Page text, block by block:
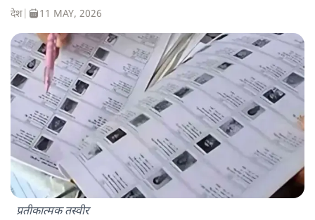
देश 11 MAY, 2026
प्रतीकात्मक तस्वीर